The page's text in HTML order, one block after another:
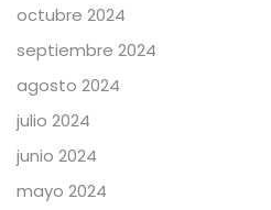
octubre 2024
septiembre 2024
agosto 2024
julio 2024
junio 2024
mayo 2024